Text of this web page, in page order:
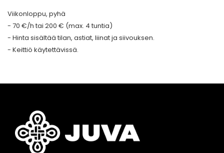
Viikonloppu, pyhä
- 70 €/h tai 200 € (max. 4 tuntia)
- Hinta sisältää tilan, astiat, liinat ja siivouksen.
- Keittiö käytettävissä.